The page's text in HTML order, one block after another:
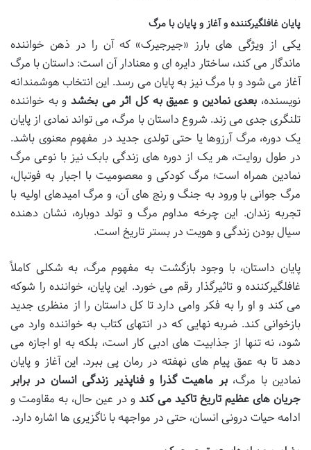
پایان غافلگیرکننده و آغاز و پایان با مرگ
یکی از ویژگی های بارز «جیرجیرک» که آن را در ذهن خواننده
ماندگار می کند، ساختار دایره ای و معنادار آن است: داستان با مرگ
آغاز می شود و با مرگ نیز به پایان می رسد. این انتخاب هوشمندانه
نویسنده، بعدی نمادین و عمیق به کل اثر می بخشد و به خواننده
تلنگری جدی می زند. شروع داستان با مرگ، می تواند نمادی از پایان
یک دوره، مرگ آرزوها یا حتی تولدی جدید در مفهوم معنوی باشد.
در طول روایت، هر یک از دوره های زندگی بابک نیز با نوعی مرگ
نمادین همراه است؛ مرگ کودکی و معصومیت با اجبار به فوتبال،
مرگ جوانی با ورود به جنگ و رنج های آن، و مرگ امیدهای اولیه با
تجربه زندان. این چرخه مداوم مرگ و تولد دوباره، نشان دهنده
سیال بودن زندگی و هویت در بستر تاریخ است.
پایان داستان، با وجود بازگشت به مفهوم مرگ، به شکلی کاملاً
غافلگیرکننده و تاثیرگذار رقم می خورد. این پایان، خواننده را شوکه
می کند و او را به فکر وامی دارد تا کل داستان را از منظری جدید
بازخوانی کند. ضربه نهایی که در انتهای کتاب به خواننده وارد می
شود، نه تنها از جذابیت های ادبی کار است، بلکه به او اجازه می
دهد تا به عمق پیام های نهفته در رمان پی ببرد. این آغاز و پایان
نمادین با مرگ،بر ماهیت گذرا و فناپذیر زندگی انسان در برابر
جریان های عظیم تاریخ تاکید می کند و در عین حال، به مقاومت و
ادامه حیات درونی انسان، حتی در مواجهه با ناگزیری ها اشاره دارد.